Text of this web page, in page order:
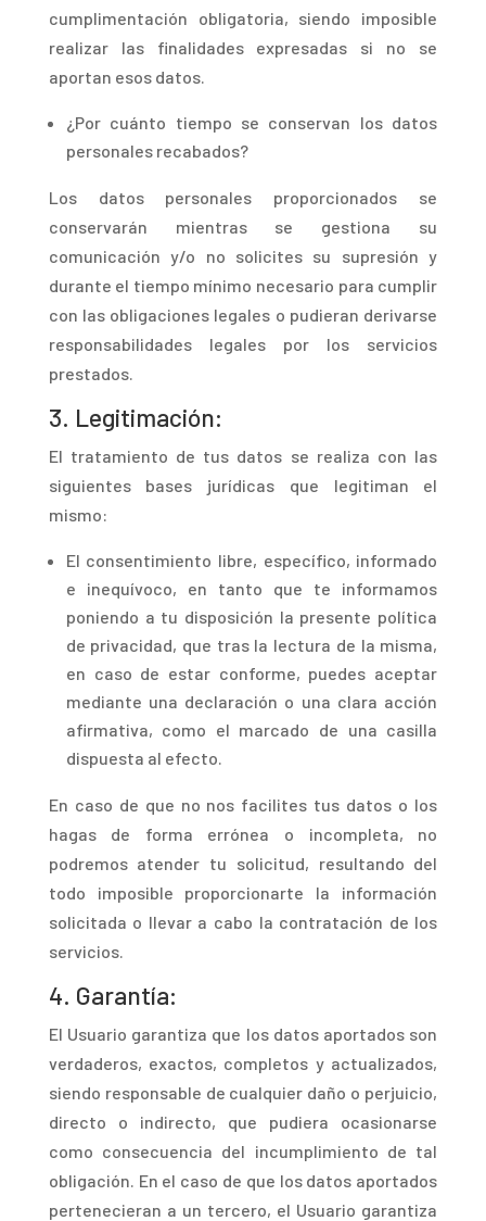
cumplimentación obligatoria, siendo imposible
realizar las finalidades expresadas si no se
aportan esos datos.
¿Por cuánto tiempo se conservan los datos
personales recabados?
Los datos personales proporcionados se
conservarán mientras se gestiona su
comunicación y/o no solicites su supresión y
durante el tiempo mínimo necesario para cumplir
con las obligaciones legales o pudieran derivarse
responsabilidades legales por los servicios
prestados.
3. Legitimación:
El tratamiento de tus datos se realiza con las
siguientes bases jurídicas que legitiman el
mismo:
El consentimiento libre, específico, informado
e inequívoco, en tanto que te informamos
poniendo a tu disposición la presente política
de privacidad, que tras la lectura de la misma,
en caso de estar conforme, puedes aceptar
mediante una declaración o una clara acción
afirmativa, como el marcado de una casilla
dispuesta al efecto.
En caso de que no nos facilites tus datos o los
hagas de forma errónea o incompleta, no
podremos atender tu solicitud, resultando del
todo imposible proporcionarte la información
solicitada o llevar a cabo la contratación de los
servicios.
4. Garantía:
El Usuario garantiza que los datos aportados son
verdaderos, exactos, completos y actualizados,
siendo responsable de cualquier daño o perjuicio,
directo o indirecto, que pudiera ocasionarse
como consecuencia del incumplimiento de tal
obligación. En el caso de que los datos aportados
pertenecieran a un tercero, el Usuario garantiza